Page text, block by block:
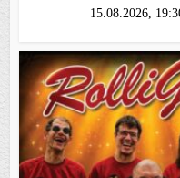
15.08.2026,